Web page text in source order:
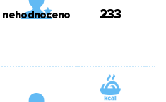
nehodnoceno 233